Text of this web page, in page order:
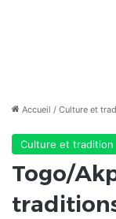
Accueil / Culture et
Culture et tradition
Togo/